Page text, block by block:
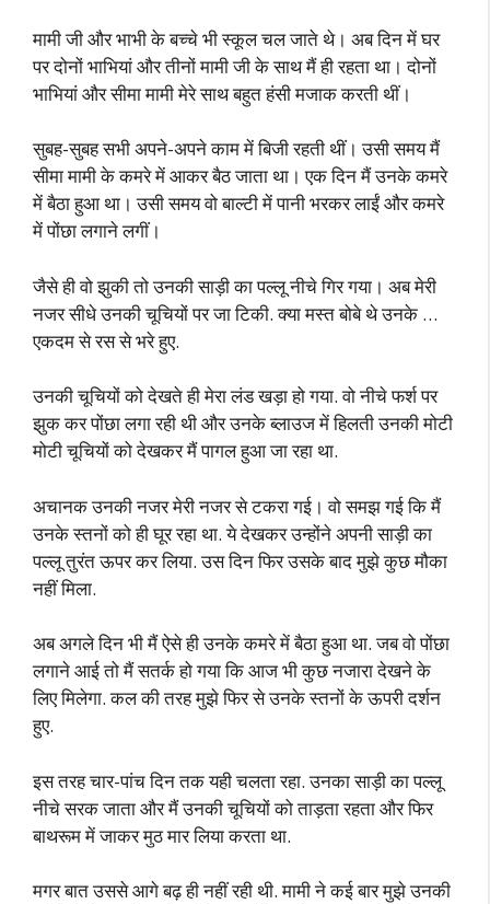
मामी जी और भाभी के बच्चे भी स्कूल चल जाते थे। अब दिन में घर
पर दोनों भाभियां और तीनों मामी जी के साथ मैं ही रहता था। दोनों
भाभियां और सीमा मामी मेरे साथ बहुत हंसी मजाक करती थीं।
सुबह-सुबह सभी अपने-अपने काम में बिजी रहती थीं। उसी समय मैं
सीमा मामी के कमरे में आकर बैठ जाता था। एक दिन मैं उनके कमरे
में बैठा हुआ था। उसी समय वो बाल्टी में पानी भरकर लाईं और कमरे
में पोंछा लगाने लगीं।
जैसे ही वो झुकी तो उनकी साड़ी का पल्लू नीचे गिर गया। अब मेरी
नजर सीधे उनकी चूचियों पर जा टिकी. क्या मस्त बोबे थे उनके …
एकदम से रस से भरे हुए.
उनकी चूचियों को देखते ही मेरा लंड खड़ा हो गया. वो नीचे फर्श पर
झुक कर पोंछा लगा रही थी और उनके ब्लाउज में हिलती उनकी मोटी
मोटी चूचियों को देखकर मैं पागल हुआ जा रहा था.
अचानक उनकी नजर मेरी नजर से टकरा गई। वो समझ गई कि मैं
उनके स्तनों को ही घूर रहा था. ये देखकर उन्होंने अपनी साड़ी का
पल्लू तुरंत ऊपर कर लिया. उस दिन फिर उसके बाद मुझे कुछ मौका
नहीं मिला.
अब अगले दिन भी मैं ऐसे ही उनके कमरे में बैठा हुआ था. जब वो पोंछा
लगाने आई तो मैं सतर्क हो गया कि आज भी कुछ नजारा देखने के
लिए मिलेगा. कल की तरह मुझे फिर से उनके स्तनों के ऊपरी दर्शन
हुए.
इस तरह चार-पांच दिन तक यही चलता रहा. उनका साड़ी का पल्लू
नीचे सरक जाता और मैं उनकी चूचियों को ताड़ता रहता और फिर
बाथरूम में जाकर मुठ मार लिया करता था.
मगर बात उससे आगे बढ़ ही नहीं रही थी. मामी ने कई बार मुझे उनकी